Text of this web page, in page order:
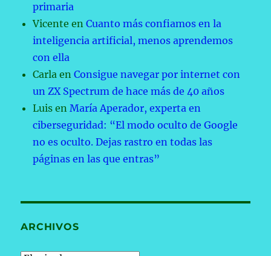
primaria
Vicente enCuanto más confiamos en la
inteligencia artificial, menos aprendemos
con ella
Carla enConsigue navegar por internet con
un ZX Spectrum de hace más de 40 años
Luis enMaría Aperador, experta en
ciberseguridad: “El modo oculto de Google
no es oculto. Dejas rastro en todas las
páginas en las que entras”
ARCHIVOS